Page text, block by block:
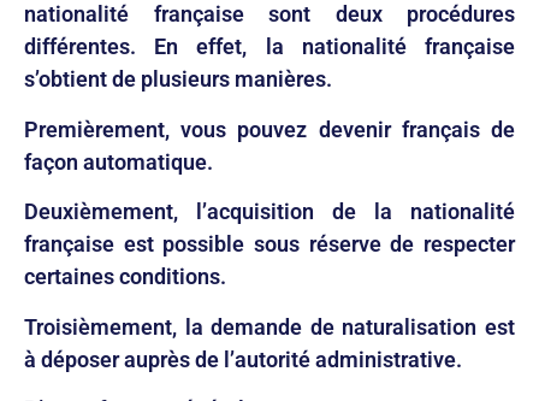
nationalité française sont deux procédures
différentes. En effet, la nationalité française
s’obtient de plusieurs manières.
Premièrement, vous pouvez devenir français de
façon automatique.
Deuxièmement, l’acquisition de la nationalité
française est possible sous réserve de respecter
certaines conditions.
Troisièmement, la demande de naturalisation est
à déposer auprès de l’autorité administrative.